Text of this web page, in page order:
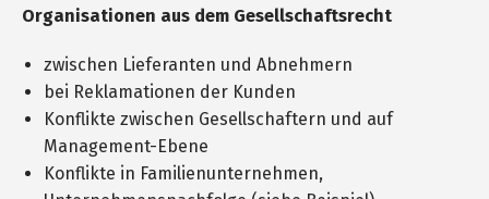
Organisationen aus dem Gesellschaftsrecht
zwischen Lieferanten und Abnehmern
bei Reklamationen der Kunden
Konflikte zwischen Gesellschaftern und auf
Management-Ebene
Konflikte in Familienunternehmen,